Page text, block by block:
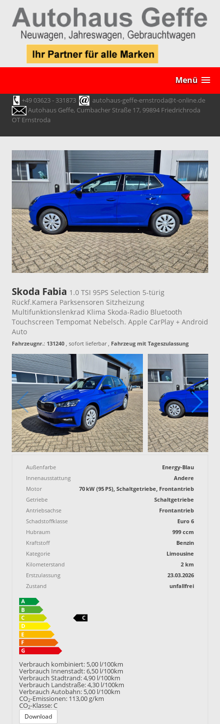
Menü
+49 03623 - 331873
autohaus-geffe-ernstroda@t-online.de
Autohaus Geffe, Cumbacher Straße 17, 99894 Friedrichroda
OT Ernstroda
Skoda Fabia 1.0 TSI 95PS Selection 5-türig
Rückf.Kamera Parksensoren Sitzheizung
Multifunktionslenkrad Klima Skoda-Radio Bluetooth
Touchscreen Tempomat Nebelsch. Apple CarPlay + Android
Auto
Fahrzeugnr.: 131240 , sofort lieferbar, Fahrzeug mit Tageszulassung
Außenfarbe
Energy-Blau
Innenausstattung
Andere
Motor
70 kW (95 PS), Schaltgetriebe, Frontantrieb
Getriebe
Schaltgetriebe
Antriebsachse
Frontantrieb
Schadstoffklasse
Euro 6
Hubraum
999 ccm
Kraftstoff
Benzin
Kategorie
Limousine
Kilometerstand
2 km
Erstzulassung
23.03.2026
Zustand
unfallfrei
Verbrauch kombiniert: 5,00 l/100km
Verbrauch Innenstadt:6,50 l/100km
Verbrauch Stadtrand:4,90 l/100km
Verbrauch Landstraße:4,30 l/100km
Verbrauch Autobahn: 5,00 l/100km
CO2-Emissionen: 113,00 g/km
CO2-Klasse:C
Download